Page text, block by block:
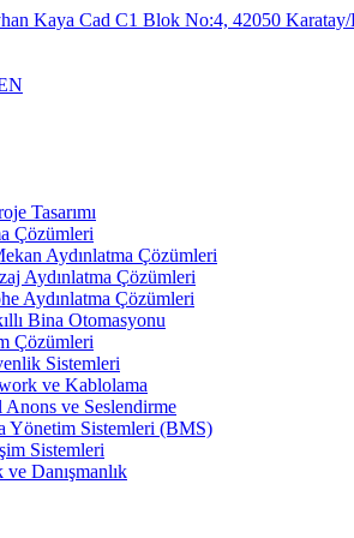
Kaya Cad C1 Blok No:4, 42050
Tasarımı
Çözümleri
Aydınlatma Çözümleri
Aydınlatma Çözümleri
Aydınlatma Çözümleri
Bina Otomasyonu
Çözümleri
Sistemleri
ve Kablolama
Anons ve Seslendirme
Yönetim Sistemleri (BMS)
Sistemleri
Danışmanlık